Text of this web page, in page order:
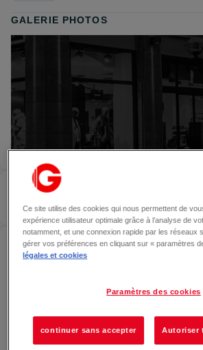
NEW YORKER
FERMÉ
ACCÉDER À NEW YORKER —
GALERIE PHOTOS
Ce site utilise des cookies qui nous permettent de
expérience utilisateur optimale grâce à l’analyse de
notamment, et une connexion rapide par les réseaux
gérer vos préférences en cliquant sur « paramètres
légales et cookies
Paramètres des cookies
continuer sans accepter Autoriser